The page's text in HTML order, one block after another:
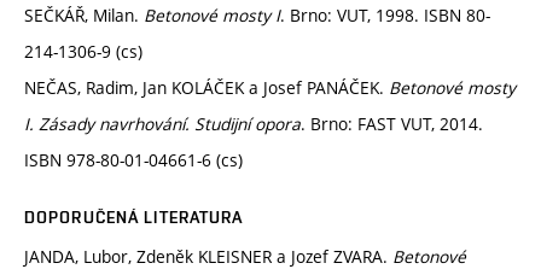
SEČKÁŘ, Milan. Betonové mosty I. Brno: VUT, 1998. ISBN 80-
214-1306-9 (cs)
NEČAS, Radim, Jan KOLÁČEK a Josef PANÁČEK. Betonové mosty
I. Zásady navrhování. Studijní opora. Brno: FAST VUT, 2014.
ISBN 978-80-01-04661-6 (cs)
DOPORUČENÁ LITERATURA
JANDA, Lubor, Zdeněk KLEISNER a Jozef ZVARA. Betonové